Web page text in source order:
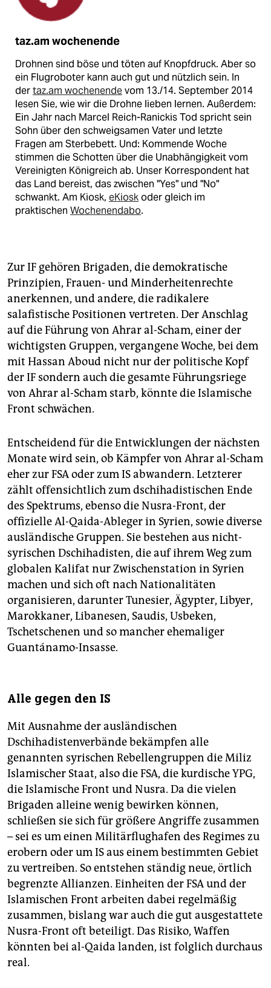
taz.am wochenende
Drohnen sind böse und töten auf Knopfdruck. Aber so
ein Flugroboter kann auch gut und nützlich sein. In
dertaz.am wochenendevom 13./14. September 2014
lesen Sie, wie wir die Drohne lieben lernen. Außerdem:
Ein Jahr nach Marcel Reich-Ranickis Tod spricht sein
Sohn über den schweigsamen Vater und letzte
Fragen am Sterbebett. Und: Kommende Woche
stimmen die Schotten über die Unabhängigkeit vom
Vereinigten Königreich ab. Unser Korrespondent hat
das Land bereist, das zwischen "Yes" und "No"
schwankt. Am Kiosk, eKioskoder gleich im
praktischen Wochenendabo.
Zur IF gehören Brigaden, die demokratische
Prinzipien, Frauen- und Minderheitenrechte
anerkennen, und andere, die radikalere
salafistische Positionen vertreten. Der Anschlag
auf die Führung von Ahrar al-Scham, einer der
wichtigsten Gruppen, vergangene Woche, bei dem
mit Hassan Aboud nicht nur der politische Kopf
der IF sondern auch die gesamte Führungsriege
von Ahrar al-Scham starb, könnte die Islamische
Front schwächen.
Entscheidend für die Entwicklungen der nächsten
Monate wird sein, ob Kämpfer von Ahrar al-Scham
eher zur FSA oder zum IS abwandern. Letzterer
zählt offensichtlich zum dschihadistischen Ende
des Spektrums, ebenso die Nusra-Front, der
offizielle Al-Qaida-Ableger in Syrien, sowie diverse
ausländische Gruppen. Sie bestehen aus nicht-
syrischen Dschihadisten, die auf ihrem Weg zum
globalen Kalifat nur Zwischenstation in Syrien
machen und sich oft nach Nationalitäten
organisieren, darunter Tunesier, Ägypter, Libyer,
Marokkaner, Libanesen, Saudis, Usbeken,
Tschetschenen und so mancher ehemaliger
Guantánamo-Insasse.
Alle gegen den IS
Mit Ausnahme der ausländischen
Dschihadistenverbände bekämpfen alle
genannten syrischen Rebellengruppen die Miliz
Islamischer Staat, also die FSA, die kurdische YPG,
die Islamische Front und Nusra. Da die vielen
Brigaden alleine wenig bewirken können,
schließen sie sich für größere Angriffe zusammen
– sei es um einen Militärflughafen des Regimes zu
erobern oder um IS aus einem bestimmten Gebiet
zu vertreiben. So entstehen ständig neue, örtlich
begrenzte Allianzen. Einheiten der FSA und der
Islamischen Front arbeiten dabei regelmäßig
zusammen, bislang war auch die gut ausgestattete
Nusra-Front oft beteiligt. Das Risiko, Waffen
könnten bei al-Qaida landen, ist folglich durchaus
real.